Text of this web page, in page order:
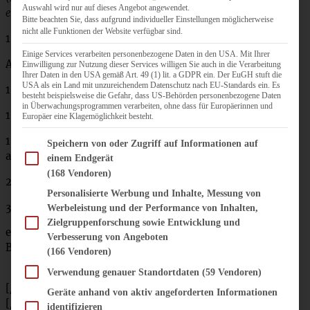
ersatzweise Kokosblütenzucker oder Roh-Rohrzucker)
1 TL Zimt
Abrieb einer halben Zitrone
100 g Mandelmehl
100 g gemahlene Mandeln
1 TL Weinstein-Backpulver (normales geht natürlich
auch)
20 g Kokosöl geschmolzen
3 Äpfel
eventuell noch eine Handvoll gehackte Mandeln zum
Bestreuen
[/tab]
[/tabs]
Auswahl wird nur auf dieses Angebot angewendet.
Bitte beachten Sie, dass aufgrund individueller Einstellungen möglicherweise
nicht alle Funktionen der Website verfügbar sind.
Einige Services verarbeiten personenbezogene Daten in den USA. Mit Ihrer
Einwilligung zur Nutzung dieser Services willigen Sie auch in die Verarbeitung
Ihrer Daten in den USA gemäß Art. 49 (1) lit. a GDPR ein. Der EuGH stuft die
USA als ein Land mit unzureichendem Datenschutz nach EU-Standards ein. Es
besteht beispielsweise die Gefahr, dass US-Behörden personenbezogene Daten
in Überwachungsprogrammen verarbeiten, ohne dass für Europäerinnen und
Europäer eine Klagemöglichkeit besteht.
Im Folgenden finden Sie eine Liste der Zwecke des IAB Transparency and Consent
Speichern von oder Zugriff auf Informationen auf
einem Endgerät
(168 Vendoren)
Personalisierte Werbung und Inhalte, Messung von
Werbeleistung und der Performance von Inhalten,
Zielgruppenforschung sowie Entwicklung und
Verbesserung von Angeboten
(166 Vendoren)
Verwendung genauer Standortdaten (59 Vendoren)
Geräte anhand von aktiv angeforderten Informationen
identifizieren